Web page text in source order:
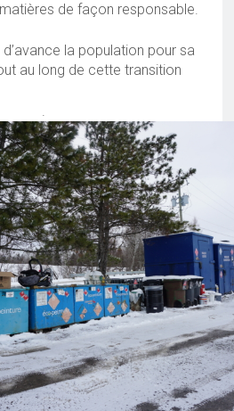
de façon responsable.
la population pour sa
au long de cette transition
.